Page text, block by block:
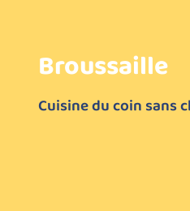
Broussaille
Cuisine du coin sans